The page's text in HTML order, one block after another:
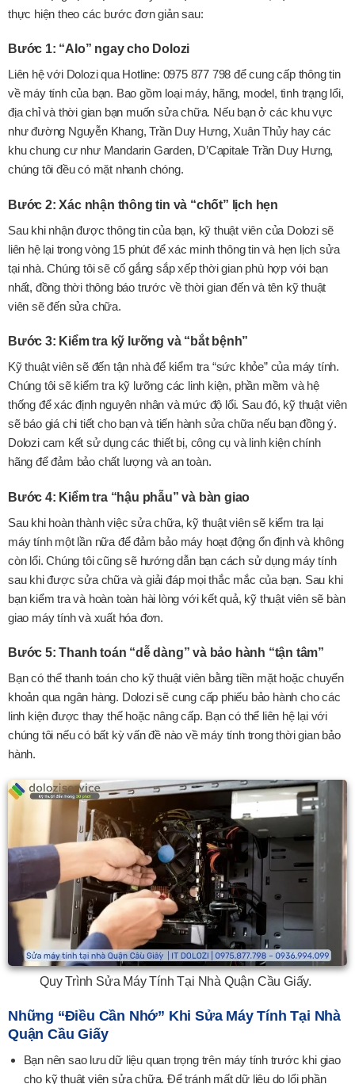
thực hiện theo các bước đơn giản sau:
Bước 1: “Alo” ngay cho Dolozi
Liên hệ với Dolozi qua Hotline: 0975 877 798 để cung cấp thông tin
về máy tính của bạn. Bao gồm loại máy, hãng, model, tình trạng lổi,
địa chỉ và thời gian bạn muốn sửa chữa. Nếu bạn ở các khu vực
như đường Nguyễn Khang, Trần Duy Hưng, Xuân Thủy hay các
khu chung cư như Mandarin Garden, D’Capitale Trần Duy Hưng,
chúng tôi đều có mặt nhanh chóng.
Bước 2: Xác nhận thông tin và “chốt” lịch hẹn
Sau khi nhận được thông tin của bạn, kỹ thuật viên của Dolozi sẽ
liên hệ lại trong vòng 15 phút để xác minh thông tin và hẹn lịch sửa
tại nhà. Chúng tôi sẽ cố gắng sắp xếp thời gian phù hợp với bạn
nhất, đồng thời thông báo trước về thời gian đến và tên kỹ thuật
viên sẽ đến sửa chữa.
Bước 3: Kiểm tra kỹ lưỡng và “bắt bệnh”
Kỹ thuật viên sẽ đến tận nhà để kiểm tra “sức khỏe” của máy tính.
Chúng tôi sẽ kiểm tra kỹ lưỡng các linh kiện, phần mềm và hệ
thống để xác định nguyên nhân và mức độ lổi. Sau đó, kỹ thuật viên
sẽ báo giá chi tiết cho bạn và tiến hành sửa chữa nếu bạn đồng ý.
Dolozi cam kết sử dụng các thiết bị, công cụ và linh kiện chính
hãng để đảm bảo chất lượng và an toàn.
Bước 4: Kiểm tra “hậu phẫu” và bàn giao
Sau khi hoàn thành việc sửa chữa, kỹ thuật viên sẽ kiểm tra lại
máy tính một lần nữa để đảm bảo máy hoạt động ổn định và không
còn lổi. Chúng tôi cũng sẽ hướng dẫn bạn cách sử dụng máy tính
sau khi được sửa chữa và giải đáp mọi thắc mắc của bạn. Sau khi
bạn kiểm tra và hoàn toàn hài lòng với kết quả, kỹ thuật viên sẽ bàn
giao máy tính và xuất hóa đơn.
Bước 5: Thanh toán “dễ dàng” và bảo hành “tận tâm”
Bạn có thể thanh toán cho kỹ thuật viên bằng tiền mặt hoặc chuyển
khoản qua ngân hàng. Dolozi sẽ cung cấp phiếu bảo hành cho các
linh kiện được thay thế hoặc nâng cấp. Bạn có thể liên hệ lại với
chúng tôi nếu có bất kỳ vấn đề nào về máy tính trong thời gian bảo
hành.
Quy Trình Sửa Máy Tính Tại Nhà Quận Cầu Giấy.
Những “điều Cần Nhớ” Khi Sửa Máy Tính Tại Nhà
Quận Cầu Giấy
Bạn nên sao lưu dữ liệu quan trọng trên máy tính trước khi giao
cho kỹ thuật viên sửa chữa. Để tránh mất dữ liệu do lổi phần